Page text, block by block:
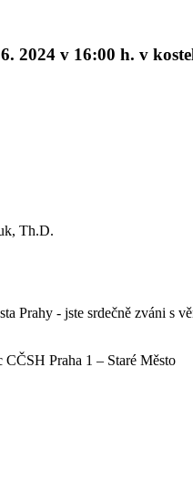
2024 v 16:00 h. v
Th.D.
Prahy - jste srdečně zváni s
CČSH Praha 1 – Staré Město